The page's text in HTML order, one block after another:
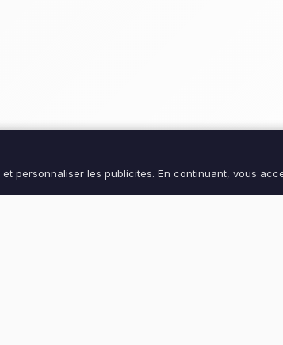
personnaliser les publicites. En continuant, vous